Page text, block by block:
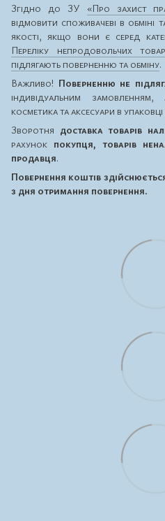
Згідно до ЗУ «Про захист
відмовити споживачеві в обміні
якості, якщо вони є серед
Переліку непродовольчих
підлягають поверненню та обміну.
Важливо! Поверненню не
індивідуальним
косметика та аксесуари в
Зворотня доставка товарів
рахунок покупця, товарів
продавця.
Повернення коштів
з дня отримання повернення.